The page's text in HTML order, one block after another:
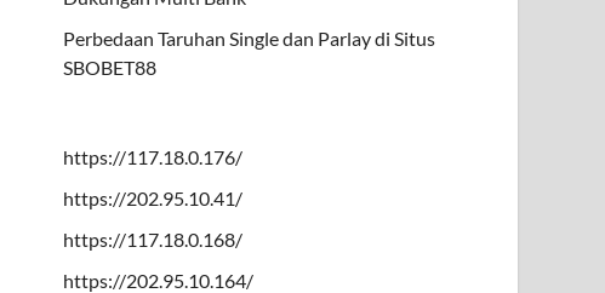
Perbedaan Taruhan Single dan Parlay di Situs
SBOBET88
https://117.18.0.176/
https://202.95.10.41/
https://117.18.0.168/
https://202.95.10.164/